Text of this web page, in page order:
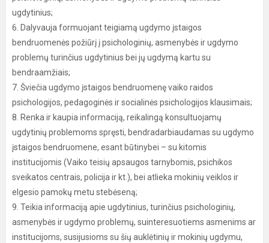
ugdytinius;
6. Dalyvauja formuojant teigiamą ugdymo įstaigos
bendruomenės požiūrį į psichologinių, asmenybės ir ugdymo
problemų turinčius ugdytinius bei jų ugdymą kartu su
bendraamžiais;
7. Šviečia ugdymo įstaigos bendruomenę vaiko raidos
psichologijos, pedagoginės ir socialinės psichologijos klausimais;
8. Renka ir kaupia informaciją, reikalingą konsultuojamų
ugdytinių problemoms spręsti, bendradarbiaudamas su ugdymo
įstaigos bendruomene, esant būtinybei – su kitomis
institucijomis (Vaiko teisių apsaugos tarnybomis, psichikos
sveikatos centrais, policija ir kt.), bei atlieka mokinių veiklos ir
elgesio pamokų metu stebėseną;
9. Teikia informaciją apie ugdytinius, turinčius psichologinių,
asmenybės ir ugdymo problemų, suinteresuotiems asmenims ar
institucijoms, susijusioms su šių auklėtinių ir mokinių ugdymu,